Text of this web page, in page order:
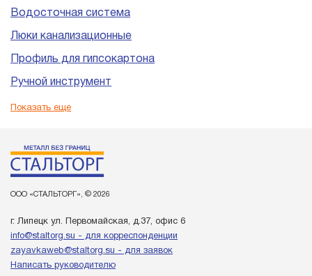
Водосточная система
Люки канализационные
Профиль для гипсокартона
Ручной инструмент
Пластиковые трубы и фитинги для канализации
Показать еще
ООО «СТАЛЬТОРГ», © 2026
г. Липецк ул. Первомайская, д.37, офис 6
info@staltorg.su - для корреспонденции
zayavkaweb@staltorg.su - для заявок
Написать руководителю